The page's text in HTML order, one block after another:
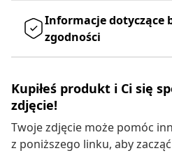
Informacje dotyczące
zgodności
Kupiłeś produkt i Ci się
zdjęcie!
Twoje zdjęcie może pomóc
z poniższego linku, aby